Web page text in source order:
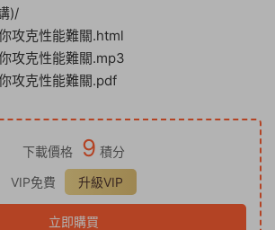
)/
攻克性能難關.html
攻克性能難關.mp3
攻克性能難關.pdf
下載價格 9 積分
VIP免費
升級VIP
立即購買